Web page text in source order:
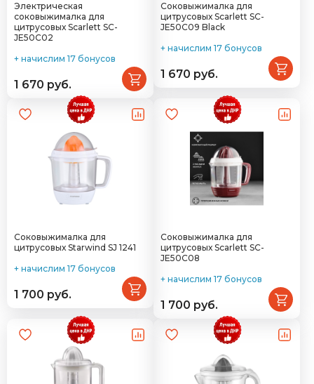
Электрическая
соковыжималка для
цитрусовых Scarlett SC-
JE50C02
+ начислим 17 бонусов
1 670 руб.
Соковыжималка для
цитрусовых Scarlett SC-
JE50C09 Black
+ начислим 17 бонусов
1 670 руб.
Соковыжималка для
цитрусовых Starwind SJ 1241
+ начислим 17 бонусов
1 700 руб.
Соковыжималка для
цитрусовых Scarlett SC-
JE50C08
+ начислим 17 бонусов
1 700 руб.